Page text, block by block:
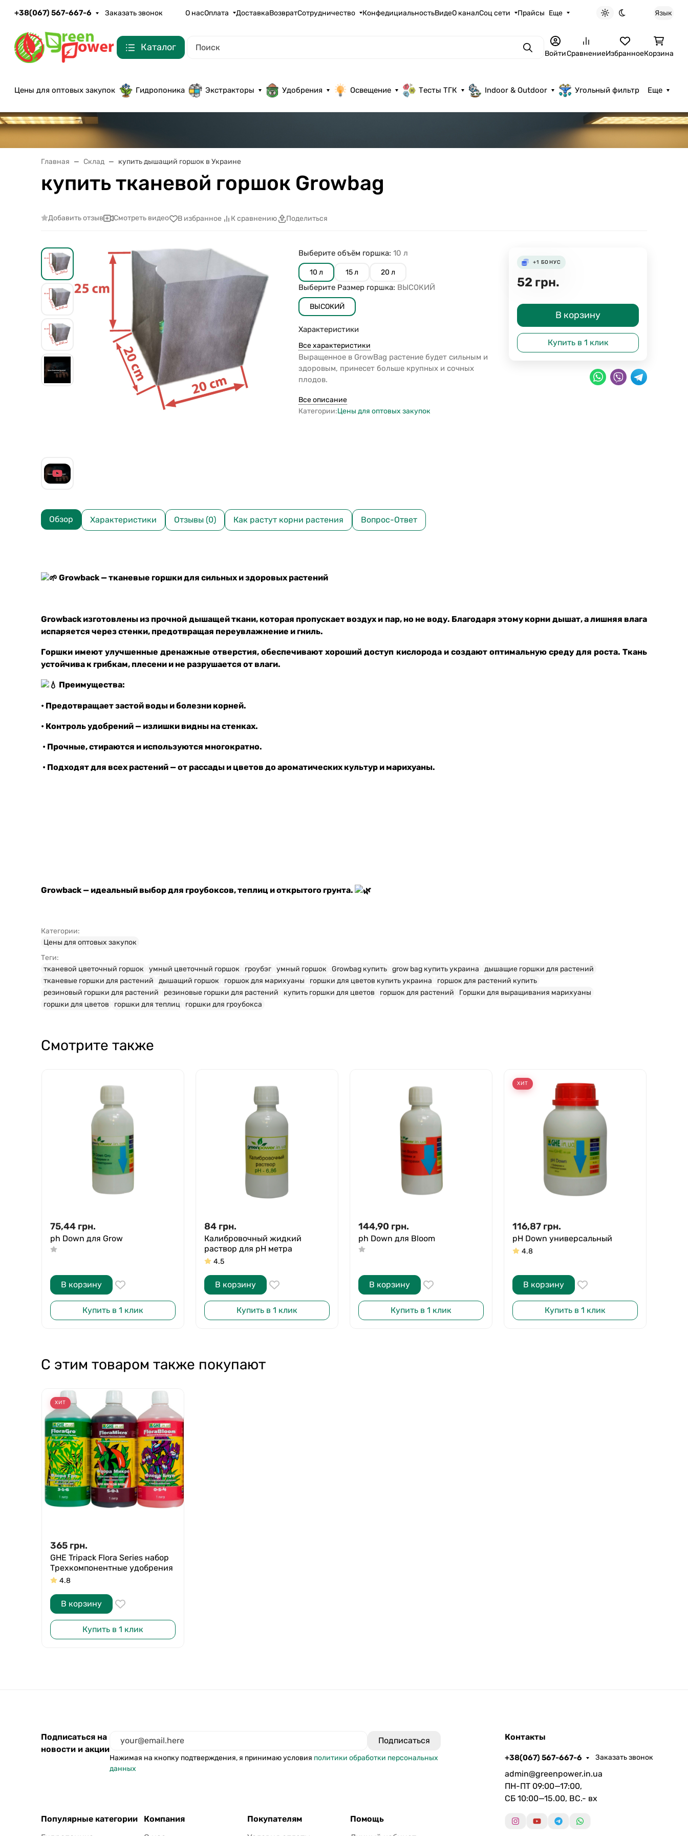
+38(067) 567-667-6 Заказать звонок О насОплата ДоставкаВозвратСотрудничество КонфедициальностьВидеО каналСоц сети Прайсы Еще
Светлая тема
Темная тема
Язык
Каталог ПоискВойтиСравнениеИзбранноеКорзина
Цены для оптовых закупок Гидропоника Экстракторы Удобрения Освещение Тесты ТГК Indoor & Outdoor Угольный фильтр Еще
Главная Склад купить дышащий горшок в Украине
купить тканевой горшок Growbag
Добавить отзыв Смотреть видео В избранное К сравнению Поделиться
Выберите объём горшка:10 л
10 л 15 л 20 л
Выберите Размер горшка: ВЫСОКИЙ
ВЫСОКИЙ
Характеристики
Все характеристики
Выращенное в GrowBag растение будет сильным и
здоровым, принесет больше крупных и сочных
плодов.
Все описание
Категории:Цены для оптовых закупок
+1 БОНУС
52 грн.
В корзину
Купить в 1 клик
Обзор Характеристики Отзывы (0) Как растут корни растения Вопрос-Ответ
Growback — тканевые горшки для сильных и здоровых растений
Growback изготовлены из прочной дышащей ткани, которая пропускает воздух и пар, но не воду. Благодаря этому корни дышат, а лишняя влага
испаряется через стенки, предотвращая переувлажнение и гниль.
Горшки имеют улучшенные дренажные отверстия, обеспечивают хороший доступ кислорода и создают оптимальную среду для роста. Ткань
устойчива к грибкам, плесени и не разрушается от влаги.
Преимущества:
• Предотвращает застой воды и болезни корней.
• Контроль удобрений — излишки видны на стенках.
• Прочные, стираются и используются многократно.
• Подходят для всех растений — от рассады и цветов до ароматических культур и марихуаны.
Growback — идеальный выбор для гроубоксов, теплиц и открытого грунта.
Категории:
Цены для оптовых закупок
Теги:
тканевой цветочный горшок
умный цветочный горшок гроубэг умный горшок Growbag купить grow bag купить украина
дышащие горшки для растений
тканевые горшки для растений
дышащий горшок горшок для марихуаны горшки для цветов купить украина
горшок для растений купить
резиновый горшки для растений
резиновые горшки для растений купить горшки для цветов горшок для растений
Горшки для выращивания марихуаны
горшки для цветов
горшки для теплиц горшки для гроубокса
Смотрите также
75,44 грн.
ph Down для Grow
В корзину
Купить в 1 клик
84 грн.
Калибровочный жидкий
раствор для pH метра
4.5
В корзину
Купить в 1 клик
144,90 грн.
ph Down для Bloom
В корзину
Купить в 1 клик
ХИТ
116,87 грн.
pH Down универсальный
4.8
В корзину
Купить в 1 клик
С этим товаром также покупают
ХИТ
365 грн.
GHE Tripack Flora Series набор
Трехкомпонентные удобрения
4.8
В корзину
Купить в 1 клик
Подписаться на
новости и акции
Нажимая на кнопку подтверждения, я принимаю условия политики обработки персональных
данных
Популярные категории
Компания
Покупателям
Помощь
Контакты
+38(067) 567-667-6 Заказать звонок
admin@greenpower.in.ua
ПН-ПТ 09:00—17:00,
СБ 10:00—15.00, ВС.- вх